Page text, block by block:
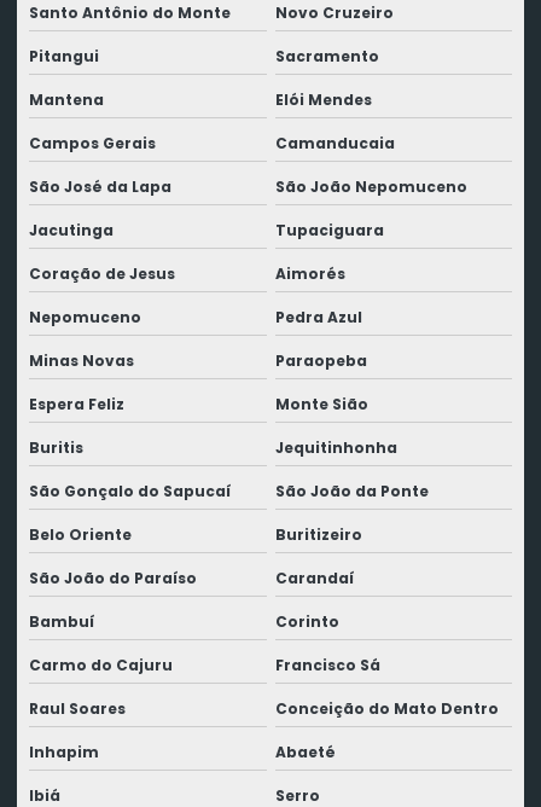
Santo Antônio do Monte Novo Cruzeiro
Pitangui Sacramento
Mantena Elói Mendes
Campos Gerais Camanducaia
São José da Lapa São João Nepomuceno
Jacutinga Tupaciguara
Coração de Jesus Aimorés
Nepomuceno Pedra Azul
Minas Novas Paraopeba
Espera Feliz Monte Sião
Buritis Jequitinhonha
São Gonçalo do Sapucaí São João da Ponte
Belo Oriente Buritizeiro
São João do Paraíso Carandaí
Bambuí Corinto
Carmo do Cajuru Francisco Sá
Raul Soares Conceição do Mato Dentro
Inhapim Abaeté
Ibiá Serro